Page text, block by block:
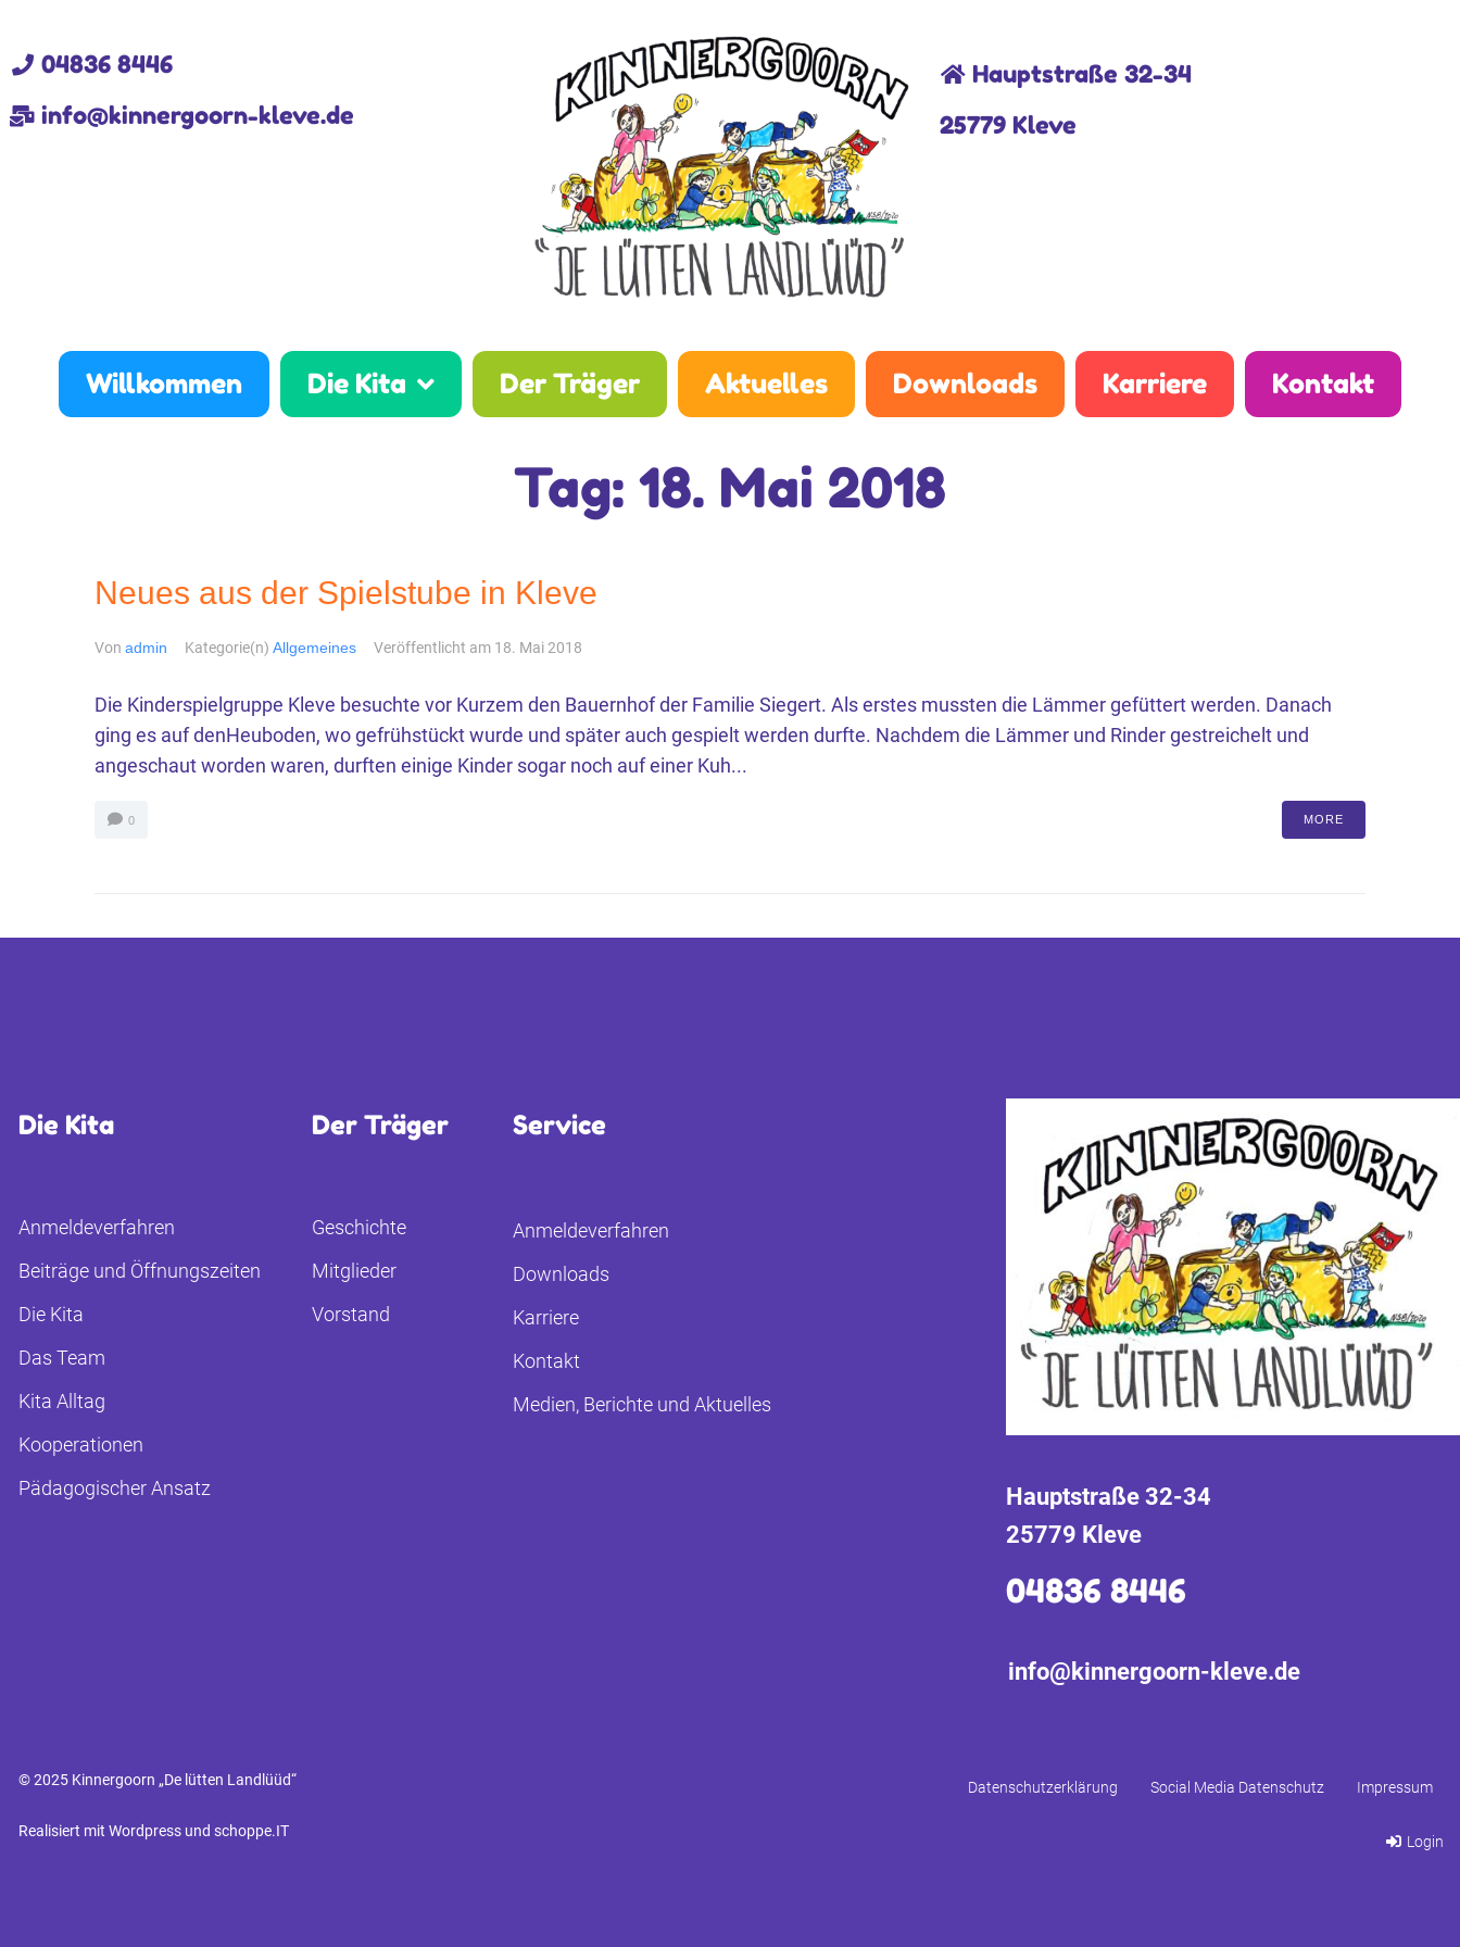
04836 8446
info@kinnergoorn-kleve.de
Hauptstraße 32-34
25779 Kleve
Willkommen Die Kita Der Träger Aktuelles Downloads Karriere Kontakt
Tag: 18. Mai 2018
Neues aus der Spielstube in Kleve
Von admin Kategorie(n) Allgemeines Veröffentlicht am 18. Mai 2018
Die Kinderspielgruppe Kleve besuchte vor Kurzem den Bauernhof der Familie Siegert. Als erstes mussten die Lämmer gefüttert werden. Danach
ging es auf denHeuboden, wo gefrühstückt wurde und später auch gespielt werden durfte. Nachdem die Lämmer und Rinder gestreichelt und
angeschaut worden waren, durften einige Kinder sogar noch auf einer Kuh...
0 MORE
Die Kita
Anmeldeverfahren
Beiträge und Öffnungszeiten
Die Kita
Das Team
Kita Alltag
Kooperationen
Pädagogischer Ansatz
Der Träger
Geschichte
Mitglieder
Vorstand
Service
Anmeldeverfahren
Downloads
Karriere
Kontakt
Medien, Berichte und Aktuelles
Hauptstraße 32-34
25779 Kleve
04836 8446
info@kinnergoorn-kleve.de
© 2025 Kinnergoorn „De lütten Landlüüd“ Datenschutzerklärung Social Media Datenschutz Impressum
Realisiert mit Wordpress und schoppe.IT
Login